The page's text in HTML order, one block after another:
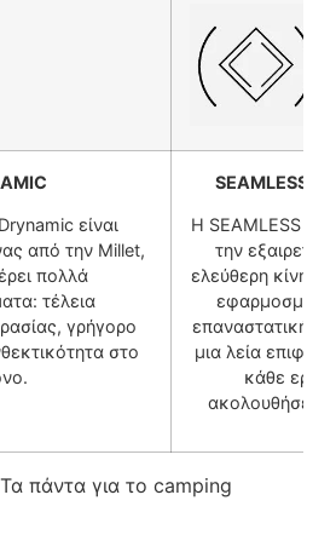
είναι
από την Millet,
πολλά
τέλεια
γρήγορο
στο
SEAMLESS
Η SEAMLESS
την
ελεύθερη κίνηση
επαναστατική
μια λεία
κάθε
ακολουθήσει
πάντα για το camping